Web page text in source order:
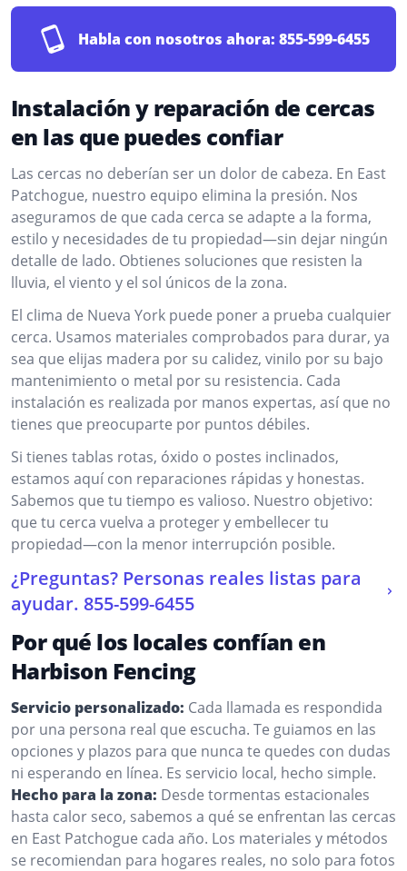
Habla con nosotros ahora: 855-599-6455
Instalación y reparación de cercas
en las que puedes confiar
Las cercas no deberían ser un dolor de cabeza. En East
Patchogue, nuestro equipo elimina la presión. Nos
aseguramos de que cada cerca se adapte a la forma,
estilo y necesidades de tu propiedad—sin dejar ningún
detalle de lado. Obtienes soluciones que resisten la
lluvia, el viento y el sol únicos de la zona.
El clima de Nueva York puede poner a prueba cualquier
cerca. Usamos materiales comprobados para durar, ya
sea que elijas madera por su calidez, vinilo por su bajo
mantenimiento o metal por su resistencia. Cada
instalación es realizada por manos expertas, así que no
tienes que preocuparte por puntos débiles.
Si tienes tablas rotas, óxido o postes inclinados,
estamos aquí con reparaciones rápidas y honestas.
Sabemos que tu tiempo es valioso. Nuestro objetivo:
que tu cerca vuelva a proteger y embellecer tu
propiedad—con la menor interrupción posible.
¿Preguntas? Personas reales listas para
ayudar. 855-599-6455
Por qué los locales confían en
Harbison Fencing
Servicio personalizado: Cada llamada es respondida
por una persona real que escucha. Te guiamos en las
opciones y plazos para que nunca te quedes con dudas
ni esperando en línea. Es servicio local, hecho simple.
Hecho para la zona: Desde tormentas estacionales
hasta calor seco, sabemos a qué se enfrentan las cercas
en East Patchogue cada año. Los materiales y métodos
se recomiendan para hogares reales, no solo para fotos